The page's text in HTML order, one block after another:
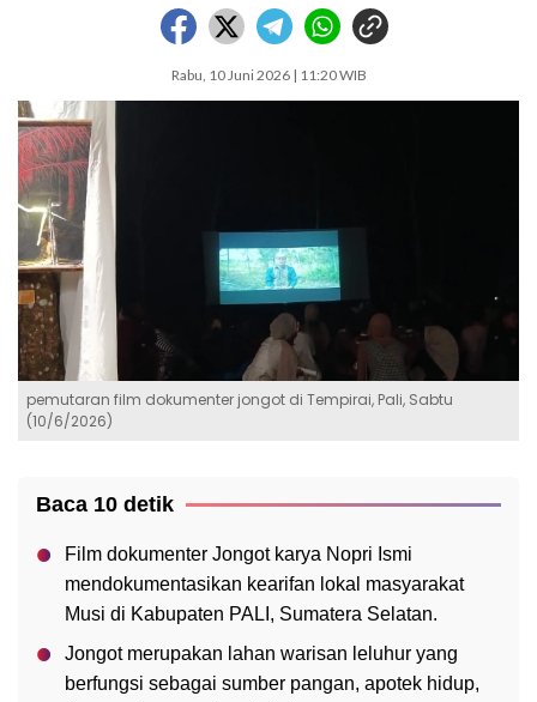
Rabu, 10 Juni 2026 | 11:20 WIB
pemutaran film dokumenter jongot di Tempirai, Pali, Sabtu
(10/6/2026)
Baca 10 detik
Film dokumenter Jongot karya Nopri Ismi
mendokumentasikan kearifan lokal masyarakat
Musi di Kabupaten PALI, Sumatera Selatan.
Jongot merupakan lahan warisan leluhur yang
berfungsi sebagai sumber pangan, apotek hidup,